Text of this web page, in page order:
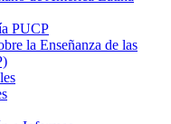
PUCP
la Enseñanza de las